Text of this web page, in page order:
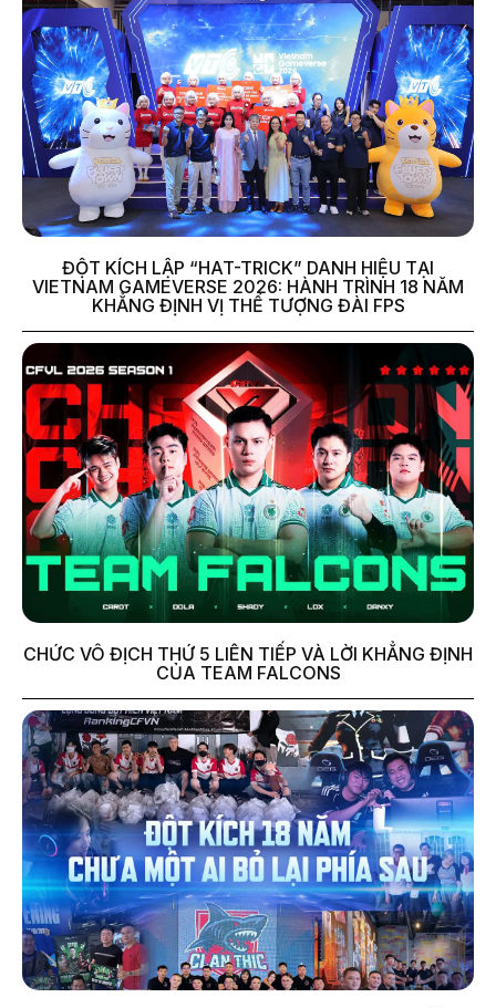
ĐỘT KÍCH LẬP “HAT-TRICK” DANH HIỆU TẠI
VIETNAM GAMEVERSE 2026: HÀNH TRÌNH 18 NĂM
KHẲNG ĐỊNH VỊ THẾ TƯỢNG ĐÀI FPS
CHỨC VÔ ĐỊCH THỨ 5 LIÊN TIẾP VÀ LỜI KHẲNG ĐỊNH
CỦA TEAM FALCONS